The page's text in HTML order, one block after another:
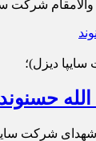
شرکت
ديزل)؛
حسنوند
شرکت